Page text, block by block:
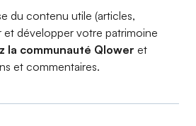
du contenu utile (articles,
développer votre patrimoine
la communauté Qlower et
et commentaires.